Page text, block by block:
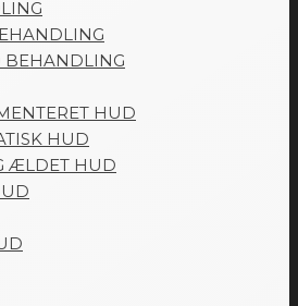
HUD
HUD
ÆLDET HUD